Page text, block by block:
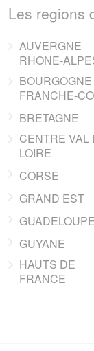
Les regions
AUVERGNE
RHONE-
BOURGOGNE
FRANCHE-
BRETAGNE
CENTRE VAL
LOIRE
CORSE
GRAND EST
GUADELOUPE
GUYANE
HAUTS DE
FRANCE